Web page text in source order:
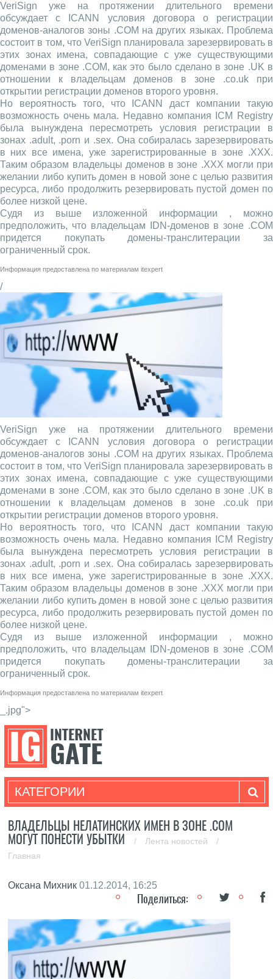
VeriSign уже на протяжении длительного времени
обсуждает с ICANN условия договора о регистрации
доменов-аналогов зоны .COM на других языках. Проблема
состоит в том, что VeriSign планировала зарезервировать в
этих зонах имена, совпадающие с уже существующими
доменами в зоне .COM, как это было сделано в зоне .UK в
отношении к владельцам доменов в зоне .co.uk при
открытии регистрации доменов второго уровня.
Но вероятность того, что ICANN даст компании такую
возможность очень мала. Недавно компания ICM Registry
была вынуждена пересмотреть условия регистрации в
зонах .adult, .porn и .sex. Она собиралась зарезервировать
в них все имена, уже зарегистрированные в зоне .XXX.
Таким образом владельцы доменов в зоне .XXX могли при
желании либо купить домен в новой зоне с целью развития
ресурса, либо продолжить резервировать пустой домен по
более низкой цене.
Судя из выше изложенной информации , можно
предположить, что владельцам IDN-доменов в зоне .COM
придется покупать домены-транслитерации за
ограниченный срок.
Информация предоставлена по материалам itexpert
/
VeriSign уже на протяжении длительного времени
обсуждает с ICANN условия договора о регистрации
доменов-аналогов зоны .COM на других языках. Проблема
состоит в том, что VeriSign планировала зарезервировать в
этих зонах имена, совпадающие с уже существующими
доменами в зоне .COM, как это было сделано в зоне .UK в
отношении к владельцам доменов в зоне .co.uk при
открытии регистрации доменов второго уровня.
Но вероятность того, что ICANN даст компании такую
возможность очень мала. Недавно компания ICM Registry
была вынуждена пересмотреть условия регистрации в
зонах .adult, .porn и .sex. Она собиралась зарезервировать
в них все имена, уже зарегистрированные в зоне .XXX.
Таким образом владельцы доменов в зоне .XXX могли при
желании либо купить домен в новой зоне с целью развития
ресурса, либо продолжить резервировать пустой домен по
более низкой цене.
Судя из выше изложенной информации , можно
предположить, что владельцам IDN-доменов в зоне .COM
придется покупать домены-транслитерации за
ограниченный срок.
Информация предоставлена по материалам itexpert
_.jpg">
КАТЕГОРИИ
ВЛАДЕЛЬЦЫ НЕЛАТИНСКИХ ИМЕН В ЗОНЕ .COM
МОГУТ ПОНЕСТИ УБЫТКИ
/ Лента новостей
/
Главная
Оксана Михник 01.12.2014, 16:25
Поделиться: